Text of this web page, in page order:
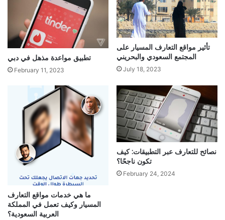
تطبيق مواعدة مذهل في دبي
February 11, 2023
تأثير مواقع التعارف المسيار على
المجتمع السعودي والبحريني
July 18, 2023
ما هي خدمات مواقع التعارف
المسيار وكيف تعمل في المملكة
العربية السعودية؟
نصائح للتعارف عبر التطبيقات: كيف
تكون ناجحًا؟
February 24, 2024